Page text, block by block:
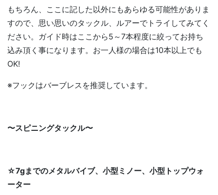
もちろん、ここに記した以外にもあらゆる可能性がありま
すので、思い思いのタックル、ルアーでトライしてみてく
ださい。ガイド時はここから5～7本程度に絞ってお持ち
込み頂く事になります。お一人様の場合は10本以上でも
OK!
※フックはバーブレスを推奨しています。
〜スピニングタックル〜
☆7gまでのメタルバイブ、小型ミノー、小型トップウォ
ーター